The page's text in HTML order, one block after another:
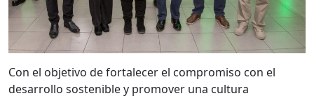
Con el objetivo de fortalecer el compromiso con el
desarrollo sostenible y promover una cultura